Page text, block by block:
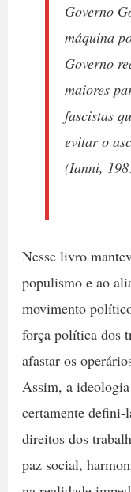
Governo
máquina
Governo
maiores
fascistas
evitar o
(Ianni,
Nesse livro
populismo e ao
movimento
força política dos
afastar os
Assim, a
certamente
direitos dos
paz social,